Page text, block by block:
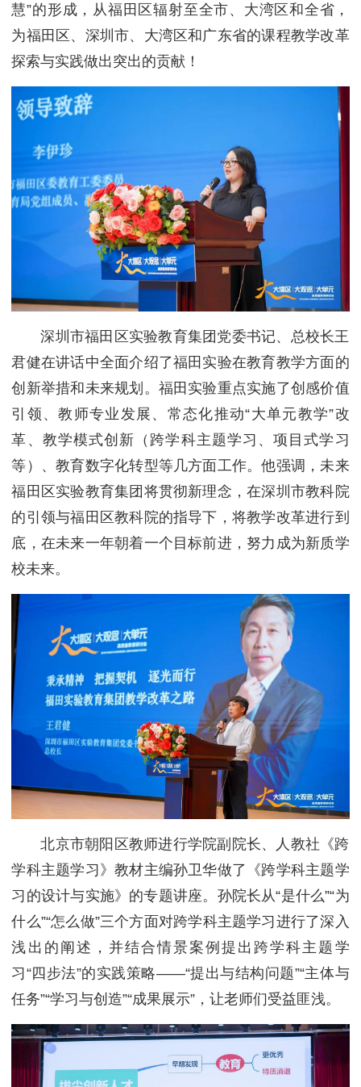
慧”的形成，从福田区辐射至全市、大湾区和全省，
为福田区、深圳市、大湾区和广东省的课程教学改革
探索与实践做出突出的贡献！
深圳市福田区实验教育集团党委书记、总校长王
君健在讲话中全面介绍了福田实验在教育教学方面的
创新举措和未来规划。福田实验重点实施了创感价值
引领、教师专业发展、常态化推动“大单元教学”改
革、教学模式创新（跨学科主题学习、项目式学习
等）、教育数字化转型等几方面工作。他强调，未来
福田区实验教育集团将贯彻新理念，在深圳市教科院
的引领与福田区教科院的指导下，将教学改革进行到
底，在未来一年朝着一个目标前进，努力成为新质学
校未来。
北京市朝阳区教师进行学院副院长、人教社《跨
学科主题学习》教材主编孙卫华做了《跨学科主题学
习的设计与实施》的专题讲座。孙院长从“是什么”“为
什么”“怎么做”三个方面对跨学科主题学习进行了深入
浅出的阐述，并结合情景案例提出跨学科主题学
习“四步法”的实践策略——“提出与结构问题”“主体与
任务”“学习与创造”“成果展示”，让老师们受益匪浅。